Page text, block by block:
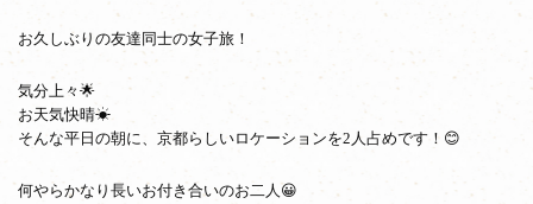
旅
お久しぶりの友達同士の女子旅！
気分上々🌟
お天気快晴☀
そんな平日の朝に、京都らしいロケーションを2人占めです！😊
何やらかなり長いお付き合いのお二人😀